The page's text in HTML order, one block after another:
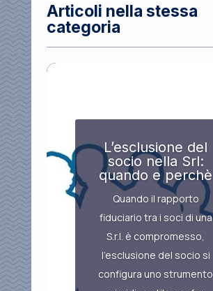
Articoli nella stessa
categoria
L’esclusione del
socio nella Srl:
quando e perchè
Quando il rapporto
fiduciario tra i soci di una
S.r.l. è compromesso,
l’esclusione del socio si
configura uno strumento